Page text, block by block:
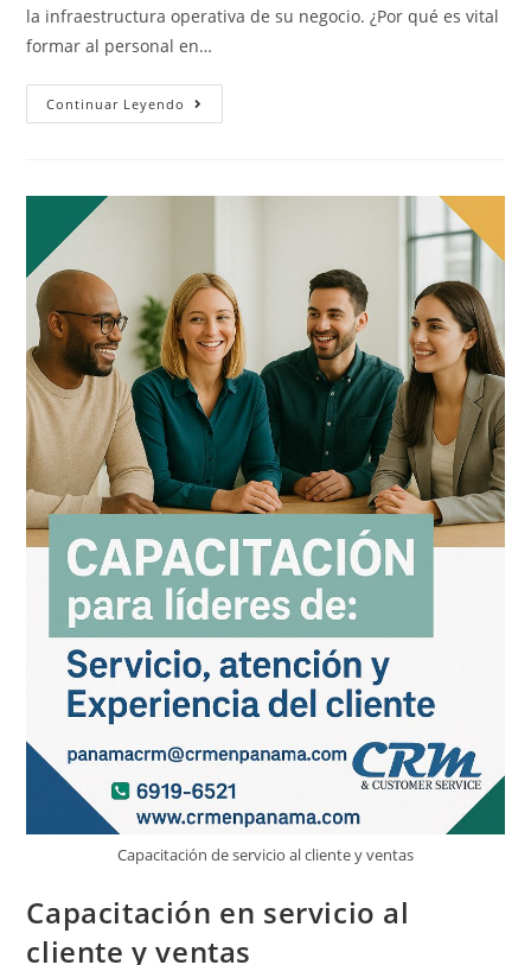
la infraestructura operativa de su negocio. ¿Por qué es vital
formar al personal en…
Continuar Leyendo
Capacitación de servicio al cliente y ventas
Capacitación en servicio al
cliente y ventas